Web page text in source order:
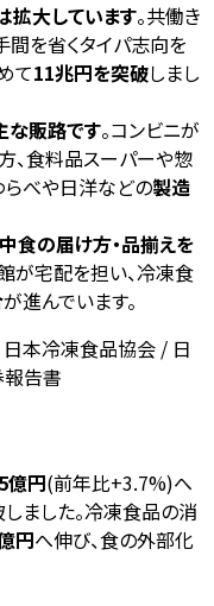
大しています。共働き
を省くタイパ志向を
て11兆円を突破しまし
な販路です。コンビニが
、食料品スーパーや惣
らべや日洋などの製造
食の届け方・品揃えを
が宅配を担い、冷凍食
が進んでいます。
本冷凍食品協会 / 日
告書
億円(前年比+3.7%)へ
ました。冷凍食品の消
円へ伸び、食の外部化